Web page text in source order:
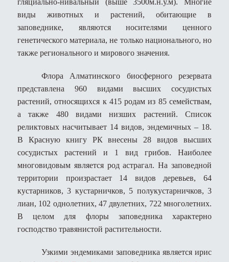
гляциально-нивальный (выше 3500м.н.у.м). Многие
виды животных и растений, обитающие в
заповеднике, являются носителями ценного
генетического материала, не только национального, но
также регионального и мирового значения.
Флора Алматинского биосферного резервата
представлена 960 видами высших сосудистых
растений, относящихся к 415 родам из 85 семействам,
а также 480 видами низших растений. Список
реликтовых насчитывает 14 видов, эндемичных – 18.
В Красную книгу РК внесены 28 видов высших
сосудистых растений и 1 вид грибов. Наиболее
многовидовым является род астрагал. На заповедной
территории произрастает 14 видов деревьев, 64
кустарников, 3 кустарничков, 5 полукустарничков, 3
лиан, 102 однолетних, 47 двулетних, 722 многолетних.
В целом для флоры заповедника характерно
господство травянистой растительности.
Узкими эндемиками заповедника является ирис